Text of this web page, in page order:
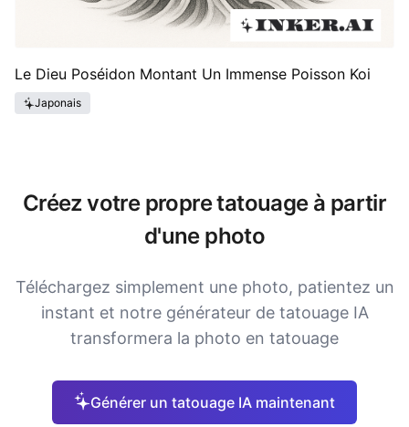
Le Dieu Poséidon Montant Un Immense Poisson Koi
Japonais
Créez votre propre tatouage à partir
d'une photo
Téléchargez simplement une photo, patientez un
instant et notre générateur de tatouage IA
transformera la photo en tatouage
Générer un tatouage IA maintenant